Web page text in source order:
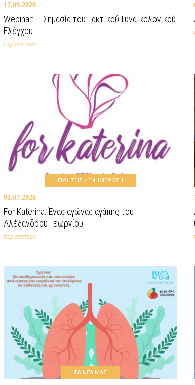
17.09.2020
Webinar: Η Σημασία του Τακτικού Γυναικολογικού
Ελέγχου
περισσότερα
ΕΙΔΗΣΕΙΣ / ΕΝΗΜΕΡΩΣΗ
01.07.2020
For Katerina: Ένας αγώνας αγάπης του
Αλέξανδρου Γεωργίου
περισσότερα
ΤΑ ΝΕΑ ΜΑΣ